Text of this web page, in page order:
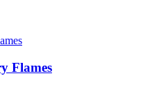
Flames